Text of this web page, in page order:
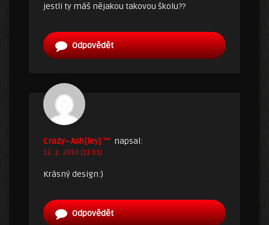
jestli ty máš nějakou takovou školu??
Odpovědět
Crazy~ Ash[ley] ™ napsal:
12. 2. 2010 (11:01)
Krásný design:)
Odpovědět